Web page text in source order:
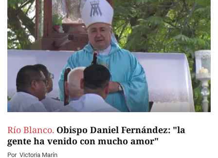
Río Blanco. Obispo Daniel Fernández: "la
gente ha venido con mucho amor"
Por Victoria Marín